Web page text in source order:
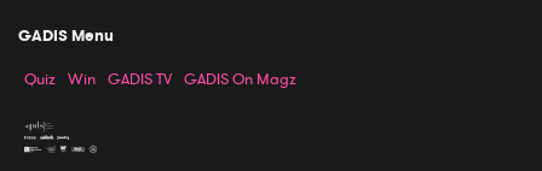
GADIS Menu
Quiz Win GADIS TV GADIS On Magz